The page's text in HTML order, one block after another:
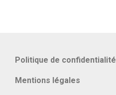
Politique de confidentialité
Mentions légales